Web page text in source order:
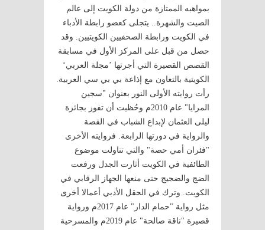
بمواهبه الممتازة من دولة الكويت إلى عالم
الصيت والشهرة.. يتجلى كعضو رابطة الأدباء
في الكويت ورابطة الصحفيين الكويتيين. وقد
حصل من قبل على المركز الأول في مسابقة
القصص القصيرة التي أجرتها ’مجلة العربي‘
الكويتية بالتعاون مع إذاعة بي بي سي العربية.
رأت روايته الأولى النور بعنوان "سجين
المرايا" عام 2010م وحُظيت أن تفوز بجائزة
ليلى العثمان لإبداع الشباب في القصة
والرواية في دورتها الرابعة. فروايته الأخرى
"فئران أمي حصة" والتي تناولت موضوع
الطائفية في الكويت أثارت الجدل ورفعت
الضج والضجيج حتى منعها الجهاز الرقابي في
الكويت. وترك في الحقل الأدبي أعمالا أخرى
مثل رواية "حمام الدار" عام 2017م ورواية
قصيرة "ناقة صالحة" عام 2019م والمسرحية